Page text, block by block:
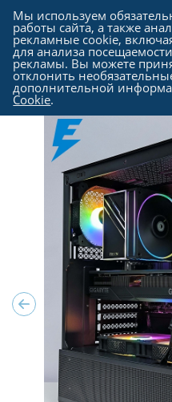
Каталог - Компьютеры в
Мы используем
работы сайта, а также
рекламные cookie,
для анализа
рекламы. Вы можете
отклонить
дополнительной
Cookie.